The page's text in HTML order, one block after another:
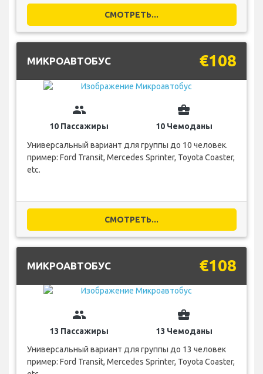
СМОТРЕТЬ...
МИКРОАВТОБУС €108
group
10 Пассажиры
business_center
10 Чемоданы
Универсальный вариант для группы до 10 человек.
пример: Ford Transit, Mercedes Sprinter, Toyota Coaster,
etc.
СМОТРЕТЬ...
МИКРОАВТОБУС €108
group
13 Пассажиры
business_center
13 Чемоданы
Универсальный вариант для группы до 13 человек
пример: Ford Transit, Mercedes Sprinter, Toyota Coaster,